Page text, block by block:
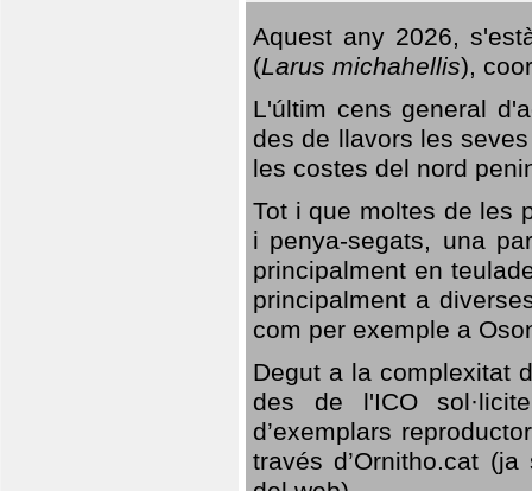
Aquest any 2026,
(Larus michahellis),
L'últim cens general
des de llavors les
les costes del nord
Tot i que moltes de les
i penya-segats, una
principalment en
principalment a
com per exemple a
Degut a la complexitat
des de l'ICO
d’exemplars
través d’Ornitho.cat